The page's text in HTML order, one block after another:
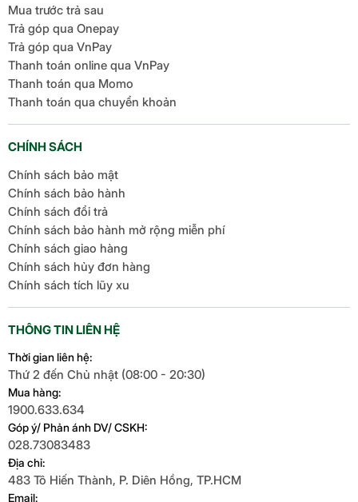
Mua trước trả sau
Trả góp qua Onepay
Trả góp qua VnPay
Thanh toán online qua VnPay
Thanh toán qua Momo
Thanh toán qua chuyển khoản
CHÍNH SÁCH
Chính sách bảo mật
Chính sách bảo hành
Chính sách đổi trả
Chính sách bảo hành mở rộng miễn phí
Chính sách giao hàng
Chính sách hủy đơn hàng
Chính sách tích lũy xu
THÔNG TIN LIÊN HỆ
Thời gian liên hệ:
Thứ 2 đến Chủ nhật (08:00 - 20:30)
Mua hàng:
1900.633.634
Góp ý/ Phản ánh DV/ CSKH:
028.73083483
Địa chỉ:
483 Tô Hiến Thành, P. Diên Hồng, TP.HCM
Email: